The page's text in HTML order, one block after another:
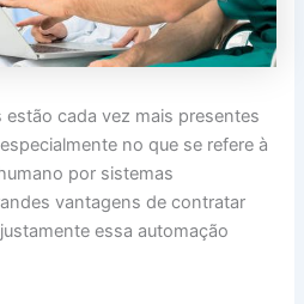
cada vez mais presentes
no que se refere à
por sistemas
vantagens de contratar
essa automação